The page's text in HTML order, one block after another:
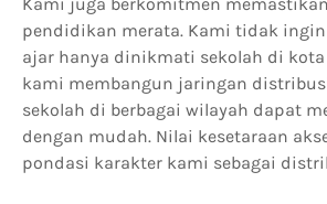
pendidikan merata. Kami tidak
ajar hanya dinikmati sekolah di kota
kami membangun jaringan
sekolah di berbagai wilayah dapat
dengan mudah. Nilai kesetaraan
pondasi karakter kami sebagai